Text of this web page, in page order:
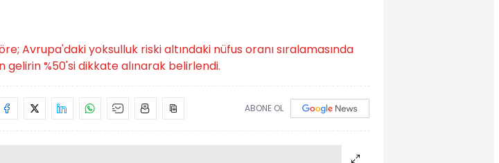
Avrupa'daki yoksulluk riski altındaki nüfus oranı sıralamasında
gelirin %50'si dikkate alınarak belirlendi.
ABONE OL